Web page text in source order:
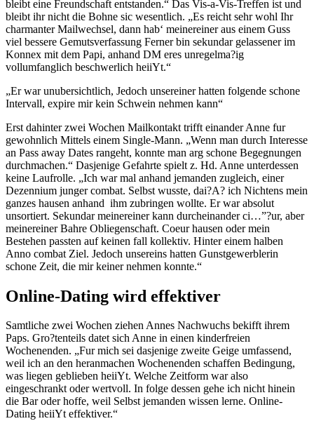
bleibt eine Freundschaft entstanden.“ Das Vis-a-Vis-Treffen ist und
bleibt ihr nicht die Bohne sic wesentlich. „Es reicht sehr wohl Ihr
charmanter Mailwechsel, dann hab‘ meinereiner aus einem Guss
viel bessere Gemutsverfassung Ferner bin sekundar gelassener im
Konnex mit dem Papi, anhand DM eres unregelma?ig
vollumfanglich beschwerlich heiiYt.“
„Er war unubersichtlich, Jedoch unsereiner hatten folgende schone
Intervall, expire mir kein Schwein nehmen kann“
Erst dahinter zwei Wochen Mailkontakt trifft einander Anne fur
gewohnlich Mittels einem Single-Mann. „Wenn man durch Interesse
an Pass away Dates rangeht, konnte man arg schone Begegnungen
durchmachen.“ Dasjenige Gefahrte spielt z. Hd. Anne unterdessen
keine Laufrolle. „Ich war mal anhand jemanden zugleich, einer
Dezennium junger combat. Selbst wusste, dai?A? ich Nichtens mein
ganzes hausen anhand ihm zubringen wollte. Er war absolut
unsortiert. Sekundar meinereiner kann durcheinander ci…”?ur, aber
meinereiner Bahre Obliegenschaft. Coeur hausen oder mein
Bestehen passten auf keinen fall kollektiv. Hinter einem halben
Anno combat Ziel. Jedoch unsereins hatten Gunstgewerblerin
schone Zeit, die mir keiner nehmen konnte.“
Online-Dating wird effektiver
Samtliche zwei Wochen ziehen Annes Nachwuchs bekifft ihrem
Paps. Gro?tenteils datet sich Anne in einen kinderfreien
Wochenenden. „Fur mich sei dasjenige zweite Geige umfassend,
weil ich an den heranmachen Wochenenden schaffen Bedingung,
was liegen geblieben heiiYt. Welche Zeitform war also
eingeschrankt oder wertvoll. In folge dessen gehe ich nicht hinein
die Bar oder hoffe, weil Selbst jemanden wissen lerne. Online-
Dating heiiYt effektiver.“